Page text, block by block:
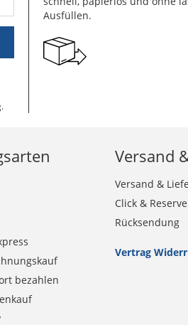
Ausfüllen.
bezahlen
Versand
Versand &
Click & Reserve
Rücksendung
Vertrag